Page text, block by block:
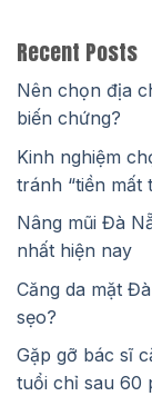
Recent Posts
Nên chọn địa
biến chứng?
Kinh nghiệm
tránh “tiền mất
Nâng mũi Đà
nhất hiện nay
Căng da mặt
sẹo?
Gặp gỡ bác sĩ
tuổi chỉ sau 60